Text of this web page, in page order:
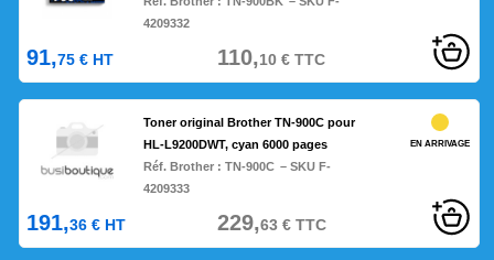
4209332
91,75 € HT 110,10€TTC
Toner original Brother TN-900C pour
HL-L9200DWT, cyan 6000 pages
Réf. Brother :TN-900C – SKU F-
4209333
EN ARRIVAGE
191,36 € HT 229,63€TTC